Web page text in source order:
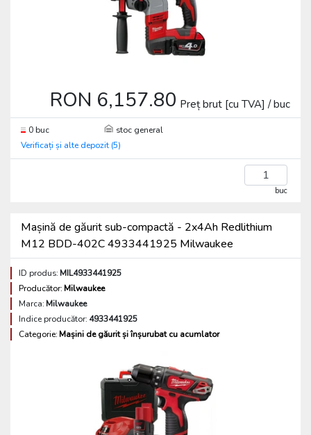
RON 6,157.80 Preț brut [cu TVA] / buc
0 buc
stoc general
Verificați și alte depozit (5)
buc
Mașină de găurit sub-compactă - 2x4Ah Redlithium
M12 BDD-402C 4933441925 Milwaukee
ID produs:MIL4933441925
Producător:Milwaukee
Marca:Milwaukee
Indice producător: 4933441925
Categorie:Mașini de găurit și înșurubat cu acumlator